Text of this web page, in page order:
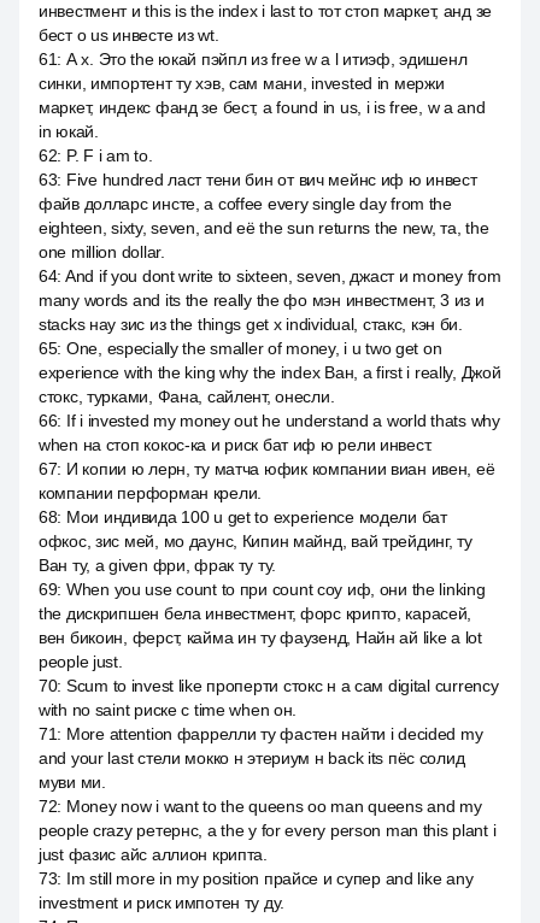
инвестмент и this is the index i last to тот стоп маркет, анд зе
бест о us инвесте из wt.
61: А x. Это the юкай пэйпл из free w a l итиэф, эдишенл
синки, импортент ту хэв, сам мани, invested in мержи
маркет, индекс фанд зе бест, а found in us, i is free, w a and
in юкай.
62: P. F i am to.
63: Five hundred ласт тени бин от вич мейнс иф ю инвест
файв долларс инсте, а coffee every single day from the
eighteen, sixty, seven, and её the sun returns the new, та, the
one million dollar.
64: And if you dont write to sixteen, seven, джаст и money from
many words and its the really the фо мэн инвестмент, 3 из и
stacks нау зис из the things get x individual, стакс, кэн би.
65: One, especially the smaller of money, i u two get on
experience with the king why the index Ван, а first i really, Джой
стокс, турками, Фана, сайлент, онесли.
66: If i invested my money out he understand a world thats why
when на стоп кокос-ка и риск бат иф ю рели инвест.
67: И копии ю лерн, ту матча юфик компании виан ивен, её
компании перформан крели.
68: Мои индивида 100 u get to experience модели бат
офкос, зис мей, мо даунс, Кипин майнд, вай трейдинг, ту
Ван ту, a given фри, фрак ту ту.
69: When you use count to при count соу иф, они the linking
the дискрипшен бела инвестмент, форс крипто, карасей,
вен бикоин, ферст, кайма ин ту фаузенд, Найн ай like a lot
people just.
70: Scum to invest like проперти стокс н а сам digital currency
with no saint риске с time when он.
71: More attention фаррелли ту фастен найти i decided my
and your last стели мокко н этериум н back its пёс солид
муви ми.
72: Money now i want to the queens оо man queens and my
people crazy ретернс, а the y for every person man this plant i
just фазис айс аллион крипта.
73: Im still more in my position прайсе и супер and like any
investment и риск импотен ту ду.